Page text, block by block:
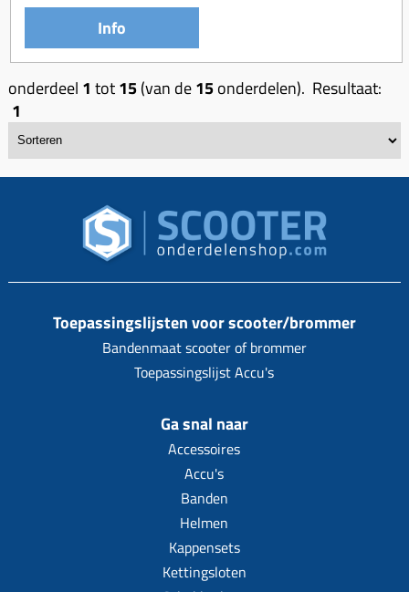
Info
onderdeel 1 tot15(van de15onderdelen). Resultaat:
1
Toepassingslijsten voor scooter/brommer
Bandenmaat scooter of brommer
Toepassingslijst Accu's
Ga snal naar
Accessoires
Accu's
Banden
Helmen
Kappensets
Kettingsloten